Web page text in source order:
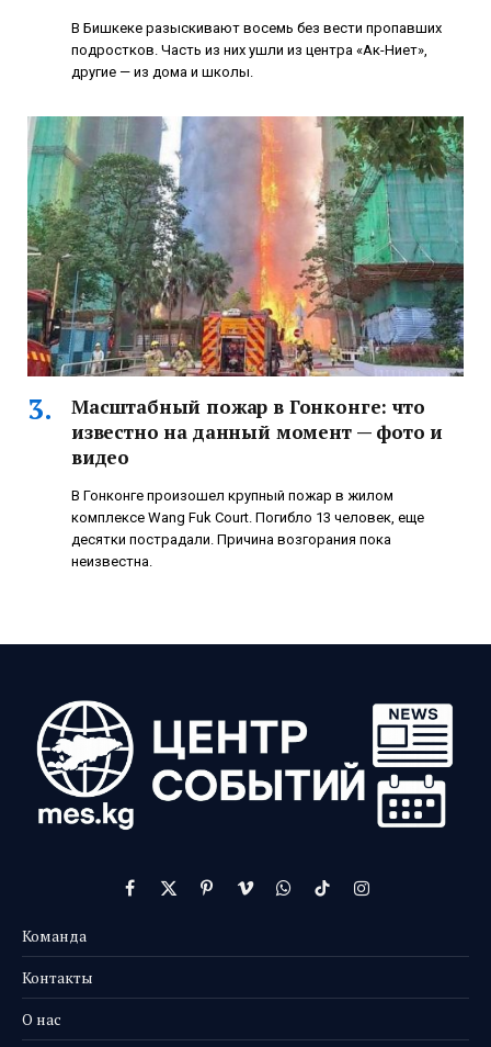
В Бишкеке разыскивают восемь без вести пропавших
подростков. Часть из них ушли из центра «Ак-Ниет»,
другие — из дома и школы.
Масштабный пожар в Гонконге: что
известно на данный момент — фото и
видео
В Гонконге произошел крупный пожар в жилом
комплексе Wang Fuk Court. Погибло 13 человек, еще
десятки пострадали. Причина возгорания пока
неизвестна.
Facebook
X
PinterestVimeoWhatsApp
TikTokInstagram
Команда
Контакты
О нас